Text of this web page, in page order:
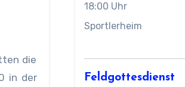
in der
18:00 Uhr
Sportlerheim
Feldgottesdienst